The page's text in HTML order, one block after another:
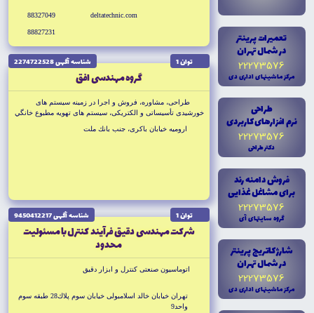
تعميرات پرينتر
در شمال تهران
22273576
مرکز ماشينهاى ادارى دى
طراحى
نرم افزارهاى کاربردى
22273576
دکتر طراحى
فروش دامنه رند
براى مشاغل غذايى
22273576
گروه سايتهاى آى
شارژ کاتريج پرينتر
در شمال تهران
22273576
مرکز ماشينهاى ادارى دى
deltatechnic.com
88327049
88827231
توان 1 شناسه آگهى 2274722528
گروه مهندسى افق
طراحى، مشاوره، فروش و اجرا در زمينه سيستم هاى
خورشيدى تأسيساتى و الكتريكى، سيستم هاى تهويه مطبوع خانگي
برق كولر گازى
اروميه خيابان باكرى، جنب بانك ملت
توان 1 شناسه آگهى 9450412217
شركت مهندسى دقيق فرآيند كنترل با مسئوليت
محدود
اتوماسيون صنعتى كنترل و ابزار دقيق
تهران خيابان خالد اسلامبولى خيابان سوم پلاك28 طبقه سوم
واحد9